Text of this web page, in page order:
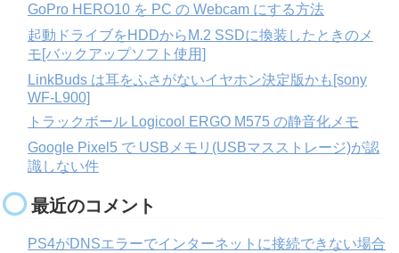
GoPro HERO10 を PC の Webcam にする方法
起動ドライブをHDDからM.2 SSDに換装したときのメ
モ[バックアップソフト使用]
LinkBuds は耳をふさがないイヤホン決定版かも[sony
WF-L900]
トラックボール Logicool ERGO M575 の静音化メモ
Google Pixel5 で USBメモリ(USBマスストレージ)が認
識しない件
最近のコメント
PS4がDNSエラーでインターネットに接続できない場合